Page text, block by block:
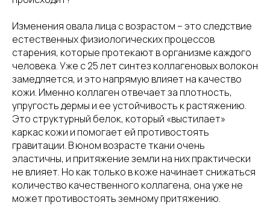
Изменения овала лица с возрастом – это следствие
естественных физиологических процессов
старения, которые протекают в организме каждого
человека. Уже с 25 лет синтез коллагеновых волокон
замедляется, и это напрямую влияет на качество
кожи. Именно коллаген отвечает за плотность,
упругость дермы и ее устойчивость к растяжению.
Это структурный белок, который «выстилает»
каркас кожи и помогает ей противостоять
гравитации. В юном возрасте ткани очень
эластичны, и притяжение земли на них практически
не влияет. Но как только в коже начинает снижаться
количество качественного коллагена, она уже не
может противостоять земному притяжению.